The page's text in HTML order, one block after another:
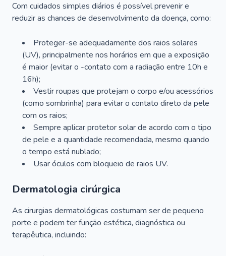
Com cuidados simples diários é possível prevenir e
reduzir as chances de desenvolvimento da doença, como:
Proteger-se adequadamente dos raios solares
(UV), principalmente nos horários em que a exposição
é maior (evitar o -contato com a radiação entre 10h e
16h);
Vestir roupas que protejam o corpo e/ou acessórios
(como sombrinha) para evitar o contato direto da pele
com os raios;
Sempre aplicar protetor solar de acordo com o tipo
de pele e a quantidade recomendada, mesmo quando
o tempo está nublado;
Usar óculos com bloqueio de raios UV.
Dermatologia cirúrgica
As cirurgias dermatológicas costumam ser de pequeno
porte e podem ter função estética, diagnóstica ou
terapêutica, incluindo: